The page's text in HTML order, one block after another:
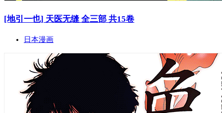
[地引一也] 天医无缝 全三部 共15卷
日本漫画